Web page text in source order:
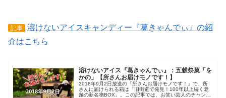
記事
溶けないアイスキャンディー『葛きゃんでぃ』の紹
介はこちら
溶けないアイス『葛きゃんでぃ』：五穀祭菓「を
かの」【所さんお届けモノです！】
2018年9月2日放送の『所さんお届けモノです！』で、所
さんに届けられる箱は「旧街道で発見！100年以上続く老
舗の新名物BOX」。この記事では、お笑い芸人のチャンカ